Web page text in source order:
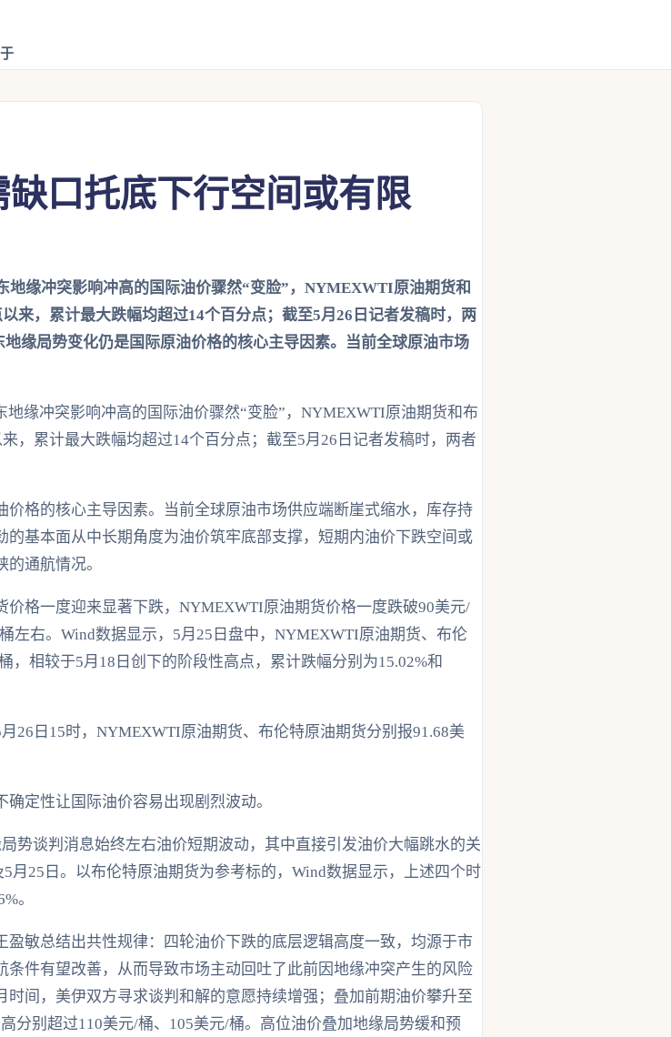
缺口托底下行空间或有限
缘冲突影响冲高的国际油价骤然“变脸”，NYMEXWTI原油期货和
来，累计最大跌幅均超过14个百分点；截至5月26日记者发稿时，两
缘局势变化仍是国际原油价格的核心主导因素。当前全球原油市场
缘冲突影响冲高的国际油价骤然“变脸”，NYMEXWTI原油期货和布
，累计最大跌幅均超过14个百分点；截至5月26日记者发稿时，两者
格的核心主导因素。当前全球原油市场供应端断崖式缩水，库存持
基本面从中长期角度为油价筑牢底部支撑，短期内油价下跌空间或
通航情况。
格一度迎来显著下跌，NYMEXWTI原油期货价格一度跌破90美元/
左右。Wind数据显示，5月25日盘中，NYMEXWTI原油期货、布伦
，相较于5月18日创下的阶段性高点，累计跌幅分别为15.02%和
26日15时，NYMEXWTI原油期货、布伦特原油期货分别报91.68美
定性让国际油价容易出现剧烈波动。
势谈判消息始终左右油价短期波动，其中直接引发油价大幅跳水的关
月25日。以布伦特原油期货为参考标的，Wind数据显示，上述四个时
。
敏总结出共性规律：四轮油价下跌的底层逻辑高度一致，均源于市
件有望改善，从而导致市场主动回吐了此前因地缘冲突产生的风险
间，美伊双方寻求谈判和解的意愿持续增强；叠加前期油价攀升至
分别超过110美元/桶、105美元/桶。高位油价叠加地缘局势缓和预